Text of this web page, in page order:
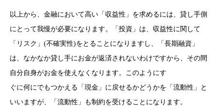
以上から、金融において高い「収益性」を求めるには、貸し手側
にとって我慢が必要になります。「投資」は、収益性に関して
「リスク」(不確実性)をとることになりますし、「長期融資」
は、なかなか貸し手にお金が返済されないわけですから、その間
自分自身がお金を使えなくなります。このようにす
ぐに何にでもつかえる「現金」に戻せるかどうかを「流動性」と
いいますが、「流動性」も制約を受けることになります。